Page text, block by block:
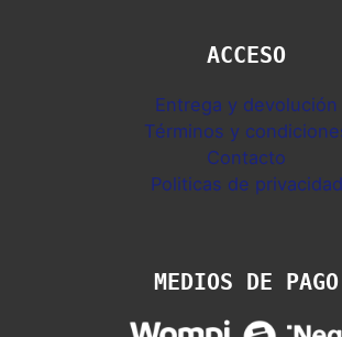
ACCESO
Entrega y devolución
Términos y
Contacto
Politicas de privacidad
MEDIOS DE PAGO